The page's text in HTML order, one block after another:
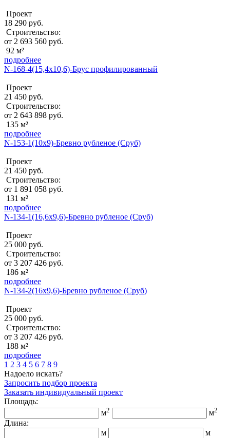
Проект
18 290 руб.
Строительство:
от 2 693 560 руб.
92 м²
подробнее
N-168-4(15,4x10,6)-Брус профилированный
Проект
21 450 руб.
Строительство:
от 2 643 898 руб.
135 м²
подробнее
N-153-1(10x9)-Бревно рубленое (Сруб)
Проект
21 450 руб.
Строительство:
от 1 891 058 руб.
131 м²
подробнее
N-134-1(16,6x9,6)-Бревно рубленое (Сруб)
Проект
25 000 руб.
Строительство:
от 3 207 426 руб.
186 м²
подробнее
N-134-2(16x9,6)-Бревно рубленое (Сруб)
Проект
25 000 руб.
Строительство:
от 3 207 426 руб.
188 м²
подробнее
1 2 3 4 5 6 7 8 9
Надоело искать?
Запросить подбор проекта
Заказать индивидуальный проект
Площадь:
м2 м2
Длина:
м
м